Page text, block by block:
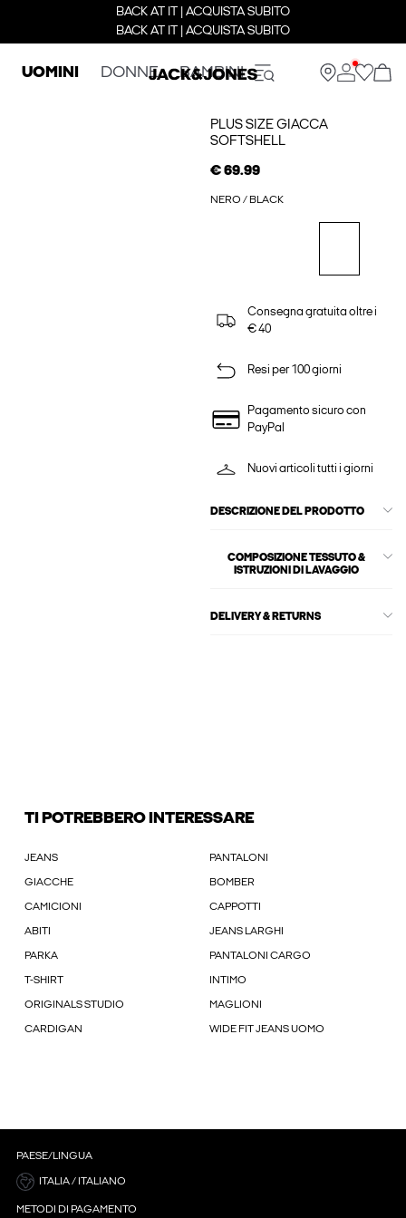
BACK AT IT | ACQUISTA SUBITO
BACK AT IT | ACQUISTA SUBITO
UOMINI DONNE BAMBINI
PLUS SIZE GIACCA
SOFTSHELL
€ 69.99
NERO / BLACK
Consegna gratuita oltre i
€ 40
Resi per 100 giorni
Pagamento sicuro con
PayPal
Nuovi articoli tutti i giorni
DESCRIZIONE DEL PRODOTTO
COMPOSIZIONE TESSUTO &
ISTRUZIONI DI LAVAGGIO
DELIVERY & RETURNS
TI POTREBBERO INTERESSARE
JEANS PANTALONI
GIACCHE BOMBER
CAMICIONI CAPPOTTI
ABITI JEANS LARGHI
PARKA PANTALONI CARGO
T-SHIRT INTIMO
ORIGINALS STUDIO MAGLIONI
CARDIGAN WIDE FIT JEANS UOMO
PAESE/LINGUA
ITALIA / ITALIANO
METODI DI PAGAMENTO